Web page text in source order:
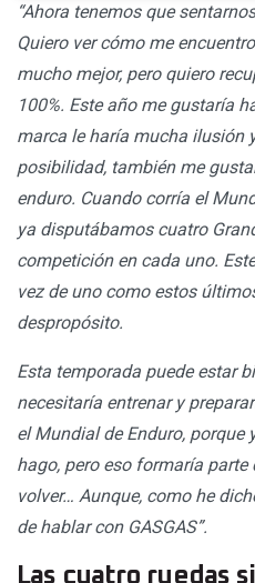
“Ahora tenemos que
Quiero ver cómo me
mucho mejor, pero quiero
100%. Este año me gustaría
marca le haría mucha ilusión
posibilidad, también me
enduro. Cuando corría el
ya disputábamos cuatro
competición en cada uno.
vez de uno como estos
despropósito.
Esta temporada puede estar
necesitaría entrenar y
el Mundial de Enduro, porque
hago, pero eso formaría parte
volver… Aunque, como he
de hablar con GASGAS”.
Las cuatro ruedas